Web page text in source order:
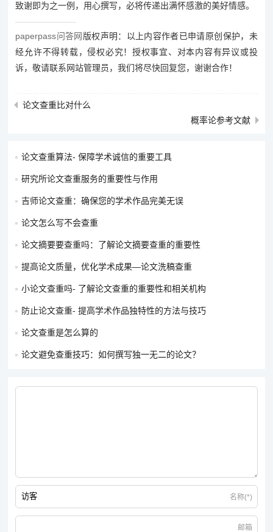
致谢即为之一例，用心撰写，必将传递出满怀感激的美好情感。
paperpass问答网 版权声明：以上内容作者已申请原创保护，未
经允许不得转载，侵权必究！授权事宜、对本内容有异议或投
诉，敬请联系网站管理员，我们将尽快回复您，谢谢合作！
论文查重比对什么
概率论参考文献
论文查重算法- 保障学术诚信的重要工具
研究所论文查重服务的重要性与作用
吉师论文查重：确保您的学术作品完美无误
论文怎么写不会查重
论文摘要要查重吗：了解论文摘要查重的重要性
提高论文质量，优化学术成果—论文洗稿查重
小论文查重吗- 了解论文查重的重要性和相关机构
防止论文查重- 提高学术作品独特性的方法与技巧
论文查重是怎么算的
论文避免查重技巧：如何撰写独一无二的论文？
名称(*)
邮箱